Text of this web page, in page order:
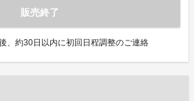
販売終了
、約30日以内に初回日程調整のご連絡